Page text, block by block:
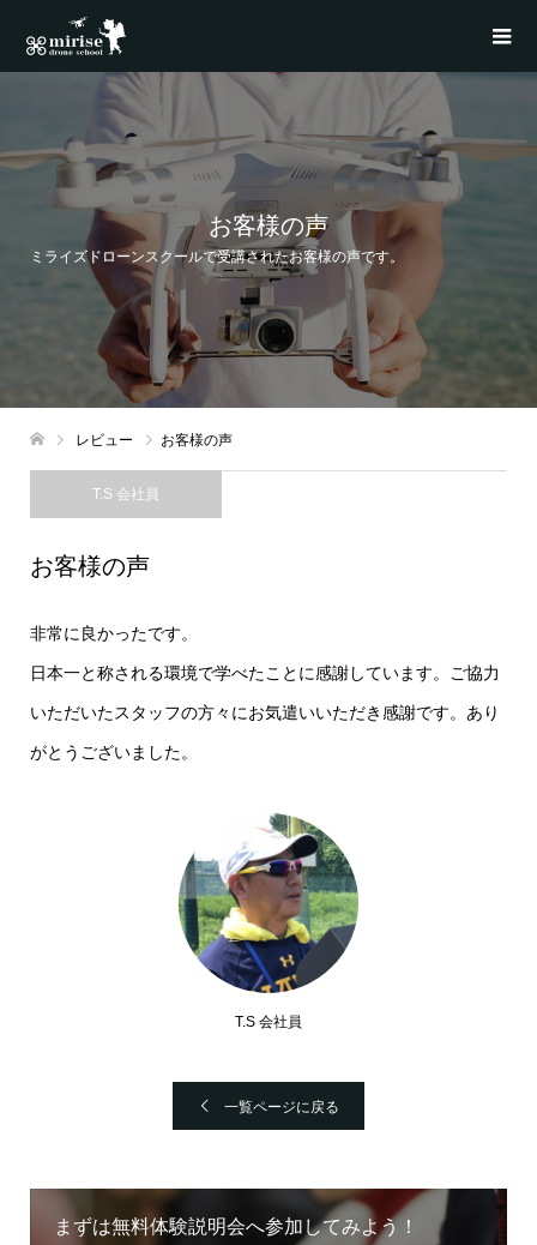
お客様の声
ミライズドローンスクールで受講されたお客様の声です。
レビュー お客様の声
T.S 会社員
お客様の声
非常に良かったです。
日本一と称される環境で学べたことに感謝しています。ご協力
いただいたスタッフの方々にお気遣いいただき感謝です。あり
がとうございました。
T.S 会社員
一覧ページに戻る
まずは無料体験説明会へ参加してみよう！